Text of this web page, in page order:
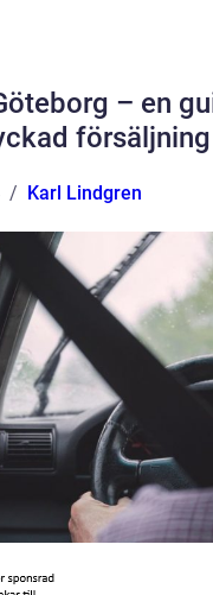
– en
försäljning
Karl Lindgren